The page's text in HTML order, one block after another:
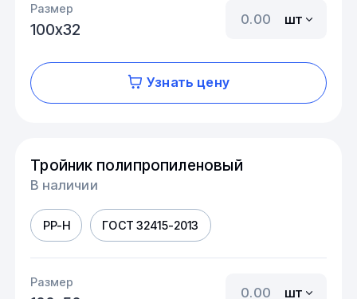
Размер
100х32
шт
Узнать цену
Тройник полипропиленовый
В наличии
PP-H ГОСТ 32415-2013
Размер
шт